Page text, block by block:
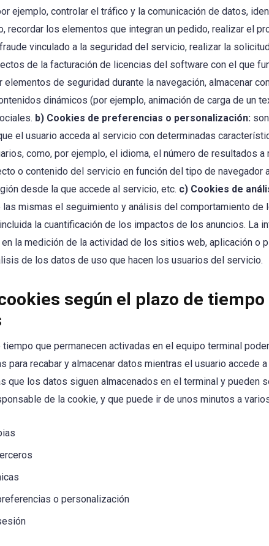
ejemplo, controlar el tráfico y la comunicación de datos,
recordar los elementos que integran un pedido, realizar el
vinculado a la seguridad del servicio, realizar la
de la facturación de licencias del software con el que
elementos de seguridad durante la navegación, almacenar
dinámicos (por ejemplo, animación de carga de un
b) Cookies de preferencias o personalización:
el usuario acceda al servicio con determinadas
como, por ejemplo, el idioma, el número de resultados
o contenido del servicio en función del tipo de navegador
desde la que accede al servicio, etc. c) Cookies de
mismas el seguimiento y análisis del comportamiento
la cuantificación de los impactos de los anuncios. La
la medición de la actividad de los sitios web, aplicación o
de los datos de uso que hacen los usuarios del servicio.
según el plazo de
que permanecen activadas en el equipo terminal
para recabar y almacenar datos mientras el usuario accede a
que los datos siguen almacenados en el terminal y pueden
de la cookie, y que puede ir de unos minutos a
o personalización